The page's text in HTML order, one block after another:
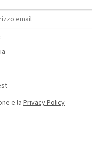
e la Privacy Policy